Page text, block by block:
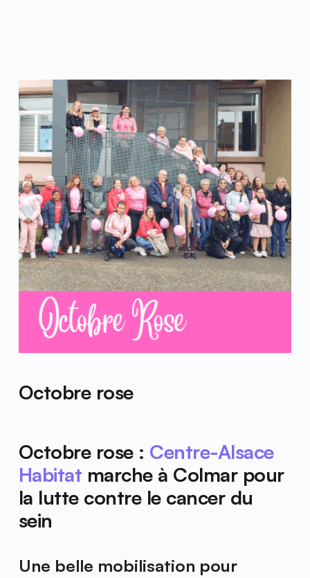
Octobre rose
Octobre rose : Centre-Alsace
Habitat marche à Colmar pour
la lutte contre le cancer du
sein
Une belle mobilisation pour